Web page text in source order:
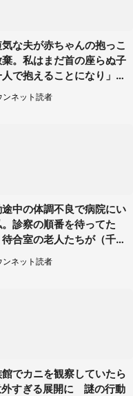
気な夫が赤ちゃんの抱っこ
棄。私はまだ首の座らぬ子
で抱えることになり」
手県・40代女性）
ンネット読者
中の体調不良で病院にい
。診察の順番を待ってた
待合室の老人たちが（千葉
50代男性）
ンネット読者
でカニを観察していたら
すぎる展開に 謎の行動